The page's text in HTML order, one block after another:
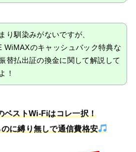
り馴染みがないですが、
WiMAXのキャッシュバック特典な
替払出証の換金に関して解説して
！
ベストWi-Fiはコレ一択！
に縛り無しで通信費格安